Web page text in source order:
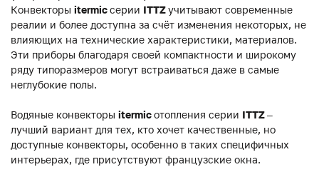
Конвекторы itermicсерии ITTZучитывают современные
реалии и более доступна за счёт изменения некоторых, не
влияющих на технические характеристики, материалов.
Эти приборы благодаря своей компактности и широкому
ряду типоразмеров могут встраиваться даже в самые
неглубокие полы.
Водяные конвекторы itermicотопления серии ITTZ–
лучший вариант для тех, кто хочет качественные, но
доступные конвекторы, особенно в таких специфичных
интерьерах, где присутствуют французские окна.